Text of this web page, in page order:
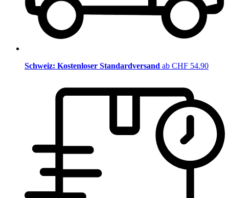
Schweiz: Kostenloser Standardversand ab CHF 54.90